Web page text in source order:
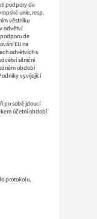
podpory de
unie, resp.
věstníku
odvětví
podporu de
EU na
odvětvích s
silniční
období
vyvíjející
po sobě jdoucí
účetní období
protokolu.